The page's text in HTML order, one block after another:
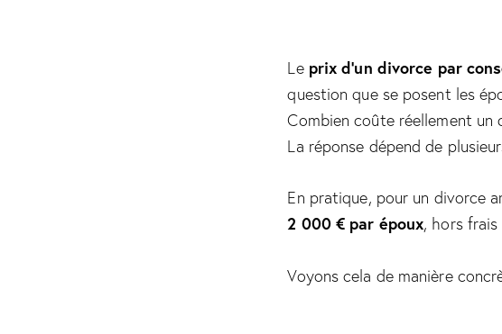
Le prix d’un divorce par
question que se posent les
Combien coûte réellement un
La réponse dépend de
En pratique, pour un divorce
2 000 € par époux, hors
Voyons cela de manière